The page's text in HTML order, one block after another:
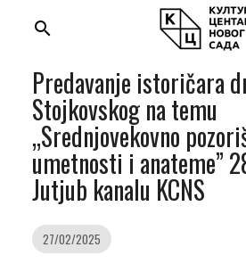
search
Predavanje istoričara
Stojkovskog na temu
„Srednjovekovno
umetnosti i anateme”
Jutjub kanalu KCNS
27/02/2025